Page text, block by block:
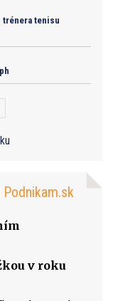
trénera tenisu
v roku